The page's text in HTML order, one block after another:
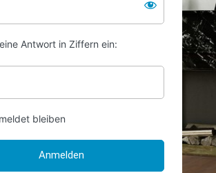
Antwort in Ziffern ein:
bleiben